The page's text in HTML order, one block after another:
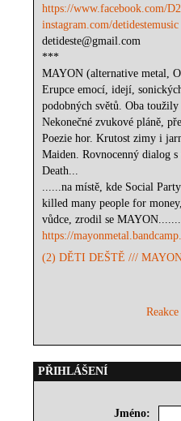
https://www.facebook.com/
instagram.com/detidestemusic
detideste@gmail.com
***
MAYON (alternative metal,
Erupce emocí, idejí,
podobných světů. Oba
Nekonečné zvukové pláně,
Poezie hor. Krutost zimy i
Maiden. Rovnocenný dialog
Death...
......na místě, kde Social
killed many people for
vůdce, zrodil se
https://
(2) DĚTI DEŠTĚ ///
PŘIHLÁŠENÍ
Jméno: